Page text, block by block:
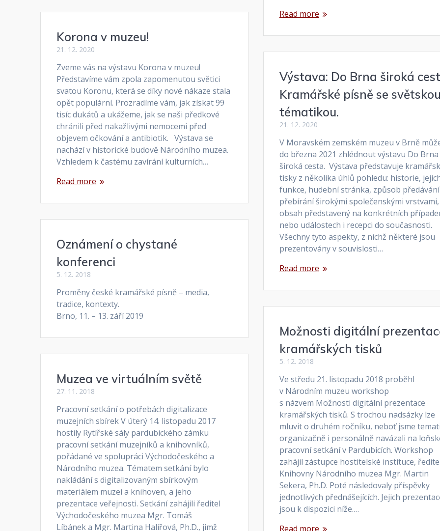
Read more
Korona v muzeu!
21. 12. 2020
Zveme vás na výstavu Korona v muzeu!
Představíme vám zpola zapomenutou světici
svatou Koronu, která se díky nové nákaze stala
opět populární. Prozradíme vám, jak získat 99
tisíc dukátů a ukážeme, jak se naši předkové
chránili před nakažlivými nemocemi před
objevem očkování a antibiotik. Výstava se
nachází v historické budově Národního muzea.
Vzhledem k častému zavírání kulturních…
Read more
Výstava: Do Brna široká
Kramářské písně se světskou
tématikou.
21. 12. 2020
V Moravském zemském muzeu v Brně
do března 2021 zhlédnout výstavu Do Brna
široká cesta. Výstava představuje
tisky z několika úhlů pohledu: historie,
funkce, hudební stránka, způsob
přebírání širokými společenskými vrstvami,
obsah představený na konkrétních
nebo událostech i recepci do současnosti.
Všechny tyto aspekty, z nichž některé jsou
prezentovány v souvislosti…
Read more
Oznámení o chystané
konferenci
5. 12. 2018
Proměny české kramářské písně – media,
tradice, kontexty.
Brno, 11. – 13. září 2019
Možnosti digitální
kramářských tisků
5. 12. 2018
Ve středu 21. listopadu 2018 proběhl
v Národním muzeu workshop
s názvem Možnosti digitální prezentace
kramářských tisků. S trochou nadsázky lze
mluvit o druhém ročníku, neboť jsme
organizačně i personálně navázali na
pracovní setkání v Pardubicích. Workshop
zahájil zástupce hostitelské instituce,
Knihovny Národního muzea Mgr. Martin
Sekera, Ph.D. Poté následovaly příspěvky
jednotlivých přednášejících. Jejich
jsou k dispozici níže.…
Read more
Muzea ve virtuálním světě
27. 11. 2018
Pracovní setkání o potřebách digitalizace
muzejních sbírek V úterý 14. listopadu 2017
hostily Rytířské sály pardubického zámku
pracovní setkání muzejníků a knihovníků,
pořádané ve spolupráci Východočeského a
Národního muzea. Tématem setkání bylo
nakládání s digitalizovaným sbírkovým
materiálem muzeí a knihoven, a jeho
prezentace veřejnosti. Setkání zahájili ředitel
Východočeského muzea Mgr. Tomáš
Líbánek a Mgr. Martina Halířová, Ph.D., jimž